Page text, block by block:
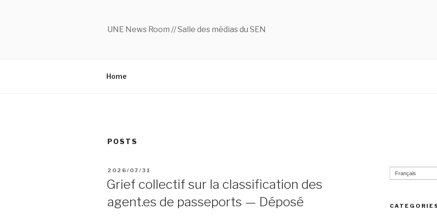
UNE News Room // Salle des médias du SEN
Home
POSTS
POSTED
ON
2026/07/31
Grief collectif sur la classification des
agent.es de passeports — Déposé
Français